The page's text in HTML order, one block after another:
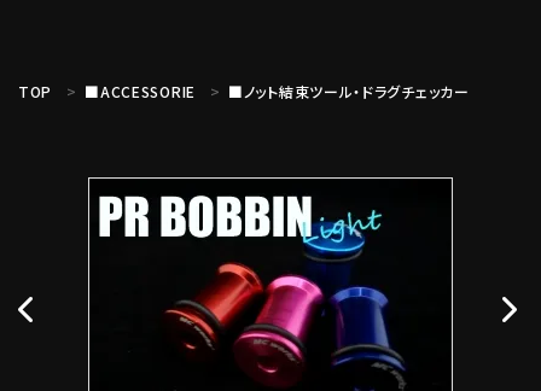
ブランド
TOP ■ACCESSORIE ■ノット結束ツール・ドラグチェッカー